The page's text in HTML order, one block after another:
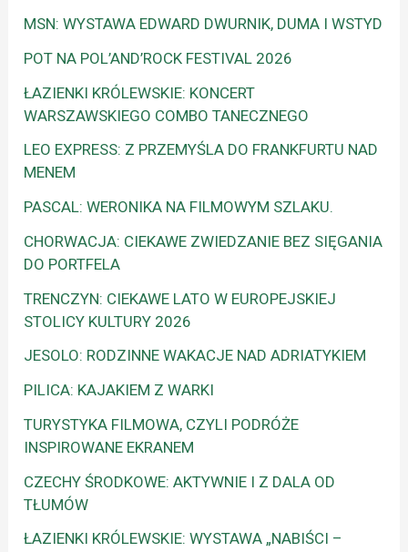
MSN: WYSTAWA EDWARD DWURNIK, DUMA I WSTYD
POT NA POL’AND’ROCK FESTIVAL 2026
ŁAZIENKI KRÓLEWSKIE: KONCERT
WARSZAWSKIEGO COMBO TANECZNEGO
LEO EXPRESS: Z PRZEMYŚLA DO FRANKFURTU NAD
MENEM
PASCAL: WERONIKA NA FILMOWYM SZLAKU.
CHORWACJA: CIEKAWE ZWIEDZANIE BEZ SIĘGANIA
DO PORTFELA
TRENCZYN: CIEKAWE LATO W EUROPEJSKIEJ
STOLICY KULTURY 2026
JESOLO: RODZINNE WAKACJE NAD ADRIATYKIEM
PILICA: KAJAKIEM Z WARKI
TURYSTYKA FILMOWA, CZYLI PODRÓŻE
INSPIROWANE EKRANEM
CZECHY ŚRODKOWE: AKTYWNIE I Z DALA OD
TŁUMÓW
ŁAZIENKI KRÓLEWSKIE: WYSTAWA „NABIŚCI –